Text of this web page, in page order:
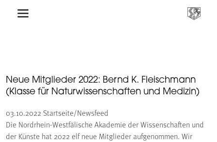
Neue Mitglieder 2022: Bernd K. Fleischmann
(Klasse für Naturwissenschaften und Medizin)
03.10.2022 Startseite/Newsfeed
Die Nordrhein-Westfälische Akademie der Wissenschaften und
der Künste hat 2022 elf neue Mitglieder aufgenommen. Wir